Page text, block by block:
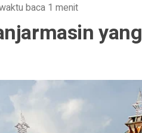
baca 1 menit
yang